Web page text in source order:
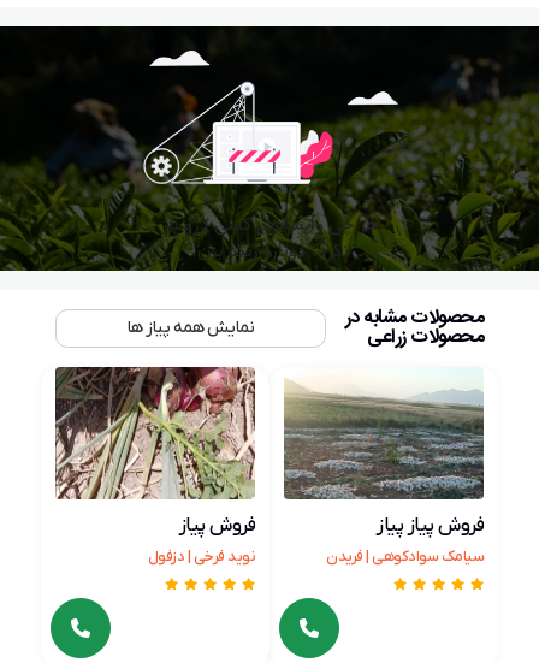
محصولات مشابه در
محصولات زراعی نمایش همه پیاز ها
فروش پیاز پیاز
سيامك سوادكوهي | فریدن
فروش پیاز
نوید فرخی | دزفول